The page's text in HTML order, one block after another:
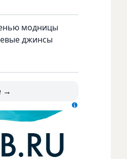
модницы
джинсы
→